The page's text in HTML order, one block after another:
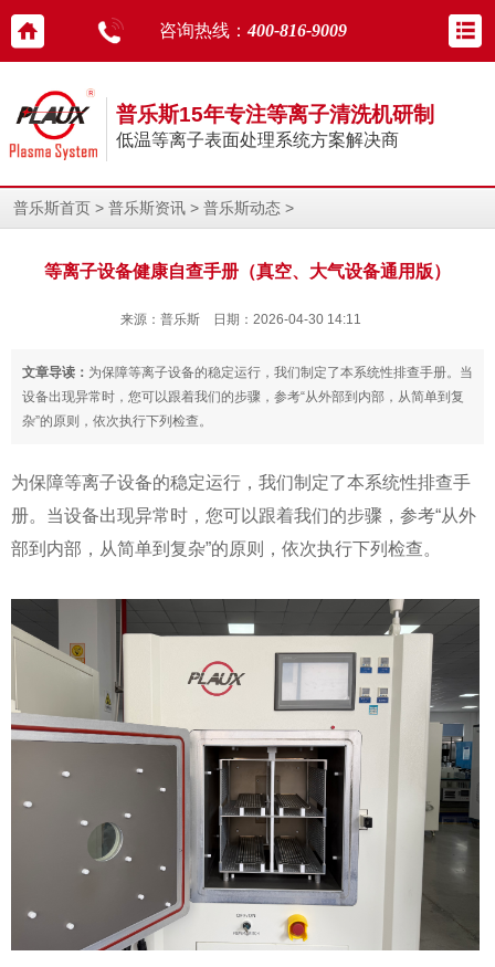
咨询热线： 400-816-9009
普乐斯15年专注等离子清洗机研制
低温等离子表面处理系统方案解决商
普乐斯首页 > 普乐斯资讯 > 普乐斯动态 >
等离子设备健康自查手册（真空、大气设备通用版）
来源：普乐斯 日期：2026-04-30 14:11
文章导读： 为保障等离子设备的稳定运行，我们制定了本系统性排查手册。当
设备出现异常时，您可以跟着我们的步骤，参考“从外部到内部，从简单到复
杂”的原则，依次执行下列检查。
为保障等离子设备的稳定运行，我们制定了本系统性排查手
册。当设备出现异常时，您可以跟着我们的步骤，参考“从外
部到内部，从简单到复杂”的原则，依次执行下列检查。